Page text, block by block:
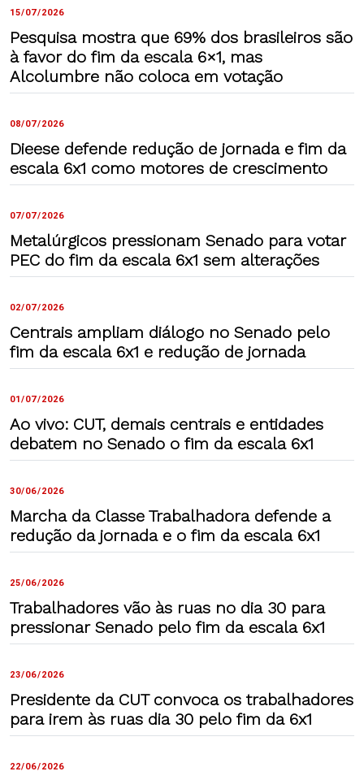
15/07/2026
Pesquisa mostra que 69% dos brasileiros são
à favor do fim da escala 6×1, mas
Alcolumbre não coloca em votação
08/07/2026
Dieese defende redução de jornada e fim da
escala 6x1 como motores de crescimento
07/07/2026
Metalúrgicos pressionam Senado para votar
PEC do fim da escala 6x1 sem alterações
02/07/2026
Centrais ampliam diálogo no Senado pelo
fim da escala 6x1 e redução de jornada
01/07/2026
Ao vivo: CUT, demais centrais e entidades
debatem no Senado o fim da escala 6x1
30/06/2026
Marcha da Classe Trabalhadora defende a
redução da jornada e o fim da escala 6x1
25/06/2026
Trabalhadores vão às ruas no dia 30 para
pressionar Senado pelo fim da escala 6x1
23/06/2026
Presidente da CUT convoca os trabalhadores
para irem às ruas dia 30 pelo fim da 6x1
22/06/2026